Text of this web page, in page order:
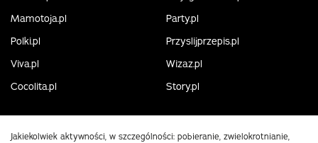
Mamotoja.pl
Party.pl
Polki.pl
Przyslijprzepis.pl
Viva.pl
Wizaz.pl
Cocolita.pl
Story.pl
Jakiekolwiek aktywności, w szczególności: pobieranie, zwielokrotnianie,